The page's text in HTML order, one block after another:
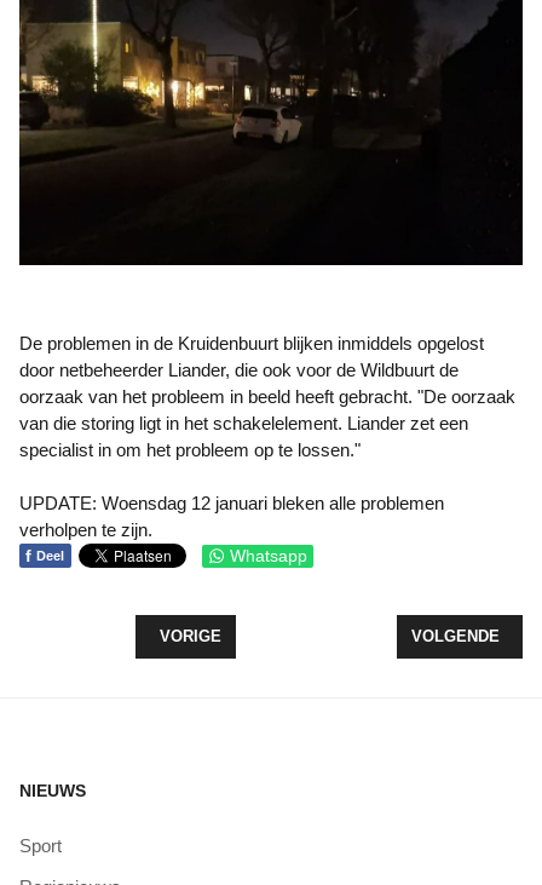
De problemen in de Kruidenbuurt blijken inmiddels opgelost
door netbeheerder Liander, die ook voor de Wildbuurt de
oorzaak van het probleem in beeld heeft gebracht. "De oorzaak
van die storing ligt in het schakelelement. Liander zet een
specialist in om het probleem op te lossen."
UPDATE: Woensdag 12 januari bleken alle problemen
verholpen te zijn.
f Deel Whatsapp
VORIG ARTIKEL: VANAF WOENSDAG
VORIGE VOLGENDE
VOLGENDE
NIEUWS
Sport